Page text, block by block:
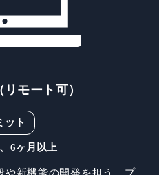
モート可）
ット
6ヶ月以上